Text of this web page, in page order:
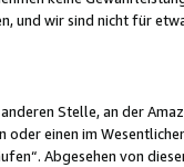
und wir sind nicht für
Stelle, an der
einen im
Abgesehen von